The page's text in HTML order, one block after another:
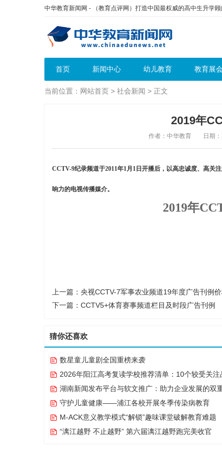
中华教育新闻网 - （教育点评网）打造中国最权威的高中生升学
首页 新闻中心 幼儿教育 教育展
当前位置： 网站首页 > 社会新闻 > 正文
2019年
作者：中华教育 日期
CCTV-9纪录频道于2011年1月1日开播后，以高忠诚度、高关
响力的电视传播媒介。
2019年
上一篇： 央视CCTV-7军事农业频道19年度广告刊例
下一篇： CCTV5+体育赛事频道栏目及时段广告刊例
猜你还喜欢
数星童儿童剧全国重榜来袭
2026年阳江高考复读学校推荐清单：10个较受关注品牌盘
湖南新闻发布平台与软文推广：助力企业发展的双重引
守护儿童健康——浦江各校开展冬季传染病教育
M-ACK意义教学模式“解锁”趣味课堂破解教育难题
“漓江越野 不止越野” 第六届漓江越野跑完美收官